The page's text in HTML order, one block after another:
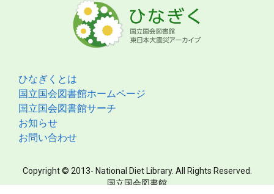
ひなぎくとは
国立国会図書館ホームページ
国立国会図書館サーチ
お知らせ
お問い合わせ
Copyright © 2013- National Diet Library. All Rights Reserved.